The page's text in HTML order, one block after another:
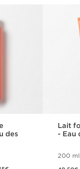
des
Lait
- Eau
200 ml